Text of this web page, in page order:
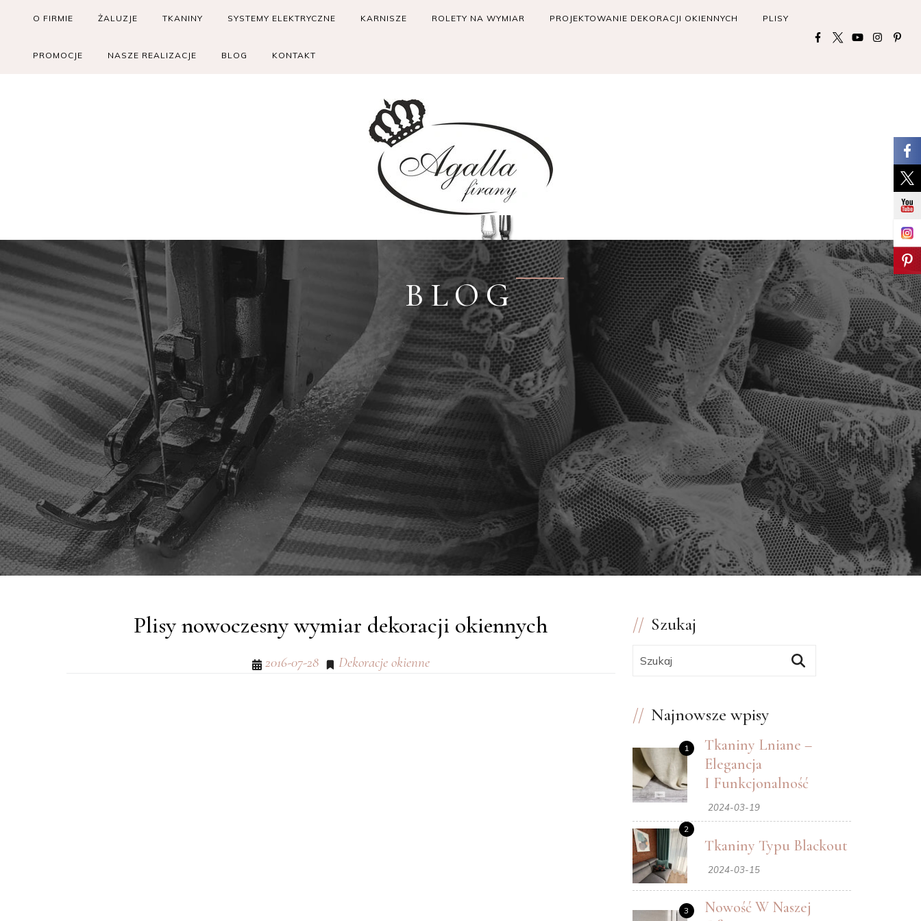
O FIRMIE ŻALUZJE TKANINY SYSTEMY ELEKTRYCZNE KARNISZE ROLETY NA WYMIAR PROJEKTOWANIE DEKORACJI OKIENNYCH PLISY
PROMOCJE NASZE REALIZACJE BLOG KONTAKT
BLOG
Plisy nowoczesny wymiar dekoracji okiennych
2016-07-28 Dekoracje okienne
Szukaj
Wyszukiwanie:
Najnowsze wpisy
1
Tkaniny Lniane –
Elegancja
I Funkcjonalność
2024-03-19
2
Tkaniny Typu Blackout
2024-03-15
3
Nowość W Naszej